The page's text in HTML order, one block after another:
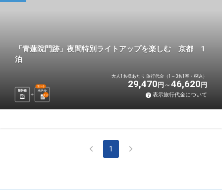
「青蓮院門跡」夜間特別ライトアップを楽しむ 京都 1
泊
新幹線 ホテル
選べる
1 泊
大人1名様あたり 旅行代金（1～3名1室・税込）
29,470 円 46,620 円
表示旅行代金について
1